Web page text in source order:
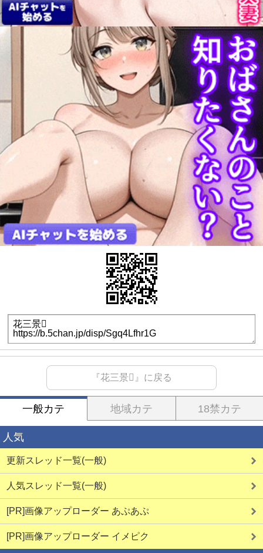
『花三景』に戻る
一般カテ 地域カテ 18禁カテ
人気
更新スレッド一覧(一般)
人気スレッド一覧(一般)
[PR]画像アップローダー あぷあぷ
[PR]画像アップローダー イメピク